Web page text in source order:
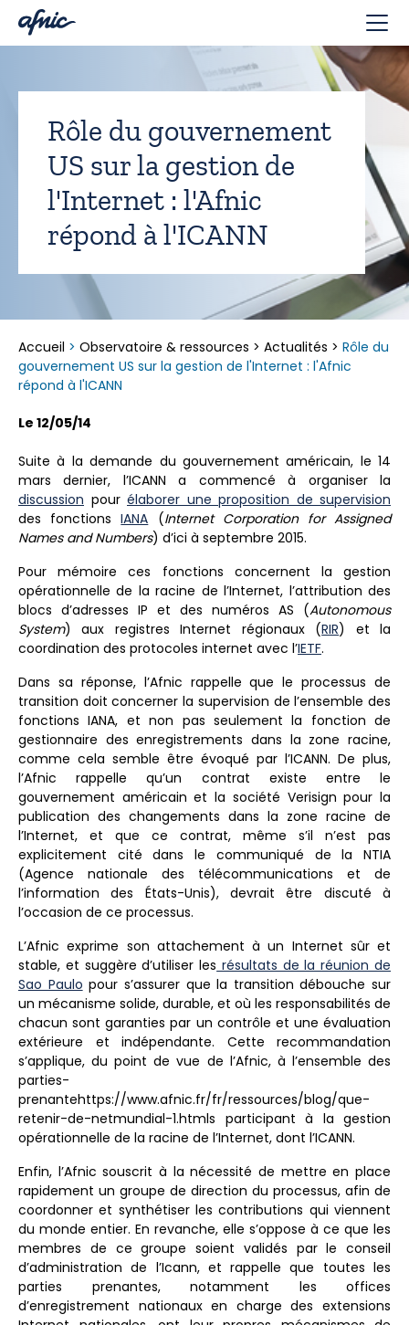
Rôle du gouvernement
US sur la gestion de
l'Internet : l'Afnic
répond à l'ICANN
Accueil > Observatoire & ressources > Actualités > Rôle du
gouvernement US sur la gestion de l'Internet : l'Afnic
répond à l'ICANN
Le 12/05/14
Suite à la demande du gouvernement américain, le 14
mars dernier, l’ICANN a commencé à organiser la
discussion pour élaborer une proposition de supervision
des fonctionsIANA (Internet Corporation for Assigned
Names and Numbers) d’ici à septembre 2015.
Pour mémoire ces fonctions concernent la gestion
opérationnelle de laracine de l’Internet, l’attribution des
blocs d’adresses IP et des numéros AS (Autonomous
System) aux registres Internet régionaux (RIR) et la
coordination des protocoles internet avec l’IETF.
Dans sa réponse, l’Afnic rappelle que le processus de
transition doit concernerla supervision de l’ensemble des
fonctions IANA, et non pas seulement la fonction de
gestionnaire des enregistrements dans la zone racine,
comme cela semble être évoqué par l’ICANN. De plus,
l’Afnic rappelle qu’un contrat existe entre le
gouvernement américain et la société Verisign pour la
publication des changements dans la zone racine de
l’Internet, et que ce contrat, même s’il n’est pas
explicitement cité dans le communiqué de la NTIA
(Agence nationale des télécommunications et de
l’information des États-Unis), devrait être discuté à
l’occasion de ce processus.
L’Afnic exprime son attachement à un Internet sûr et
stable, et suggère d’utiliser les résultats de la réunion de
Sao Paulo pour s’assurer que la transition débouche sur
un mécanisme solide, durable, et où les responsabilités de
chacun sont garanties par un contrôle et une évaluation
extérieure et indépendante. Cette recommandation
s’applique, du point de vue de l’Afnic, à l’ensemble des
parties-
prenantehttps://www.afnic.fr/fr/ressources/blog/que-
retenir-de-netmundial-1.htmls participant à la gestion
opérationnelle de la racine de l’Internet, dont l’ICANN.
Enfin, l’Afnic souscrit à la nécessité de mettre en place
rapidement un groupe de direction du processus, afin de
coordonner et synthétiser les contributions qui viennent
du monde entier. En revanche, elle s’oppose à ce que les
membres de ce groupe soient validés par le conseil
d’administration de l’Icann, et rappelle que toutes les
parties prenantes, notamment les offices
d’enregistrement nationaux en charge des extensions
Panneau de gestion des cookies